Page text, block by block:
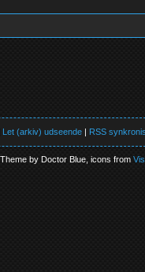
Let (arkiv) udseende | RSS
. Theme by Doctor Blue, icons from